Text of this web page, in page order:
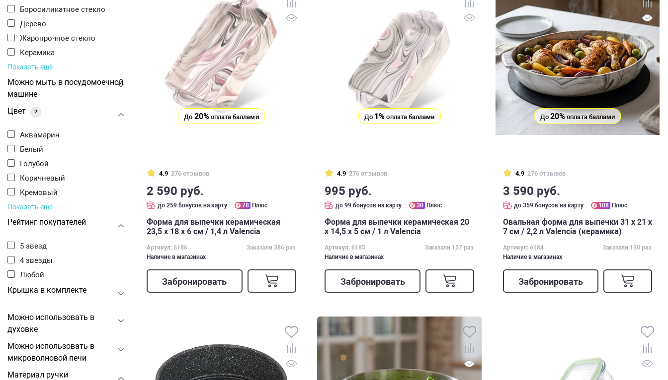
Боросиликатное стекло
Дерево
Жаропрочное стекло
Керамика
Показать ещё
Можно мыть в посудомоечной
машине
Цвет
?
Аквамарин
Белый
Голубой
Коричневый
Кремовый
Показать ещё
Рейтинг покупателей
5 звезд
4 звезды
Любой
Крышка в комплекте
Можно использовать в
духовке
Можно использовать в
микроволновой печи
Материал ручки
До 20% оплата баллами
4.9 276 отзывов
2 590 руб.
до 259 бонусов на карту 78 Плюс
Форма для выпечки керамическая
23,5 х 18 х 6 см / 1,4 л Valencia
Артикул: 6186
Заказали 386 раз
Наличие в магазинах
Забронировать
До 1% оплата баллами
4.9 276 отзывов
995 руб.
до 99 бонусов на карту 30 Плюс
Форма для выпечки керамическая 20
х 14,5 х 5 см / 1 л Valencia
Артикул: 6185
Заказали 157 раз
Наличие в магазинах
Забронировать
До20% оплата баллами
4.9 276 отзывов
3 590 руб.
до 359 бонусов на карту 108 Плюс
Овальная форма для выпечки 31 х 21 х
7 см / 2,2 л Valencia (керамика)
Артикул: 6184
Заказали 130 раз
Наличие в магазинах
Забронировать